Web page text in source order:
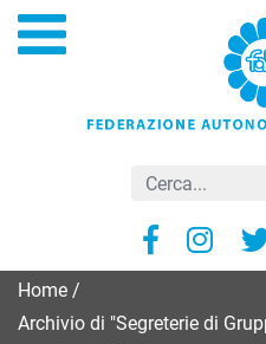
Home
Archivio di "Segreterie di